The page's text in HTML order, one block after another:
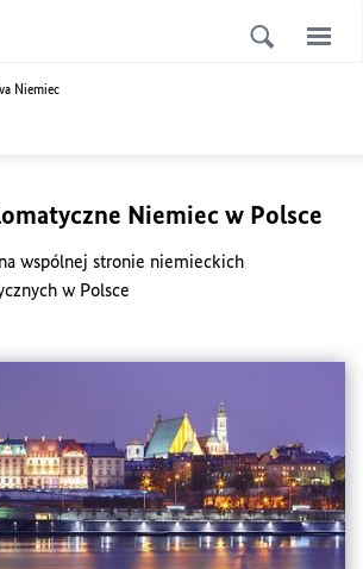
Niemiec
Niemiec w Polsce
wspólnej stronie niemieckich
w Polsce